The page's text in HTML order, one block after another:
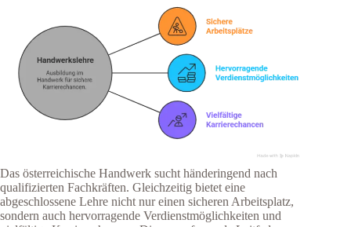
Das österreichische Handwerk sucht händeringend nach
qualifizierten Fachkräften. Gleichzeitig bietet eine
abgeschlossene Lehre nicht nur einen sicheren Arbeitsplatz,
sondern auch hervorragende Verdienstmöglichkeiten und